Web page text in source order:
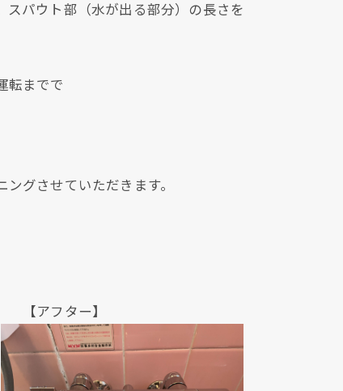
パウト部（水が出る部分）の長さを
転までで
グさせていただきます。
ター】
現在、新聞に入っている折込チラシです。
現在、新聞に入っている折込チラシです。